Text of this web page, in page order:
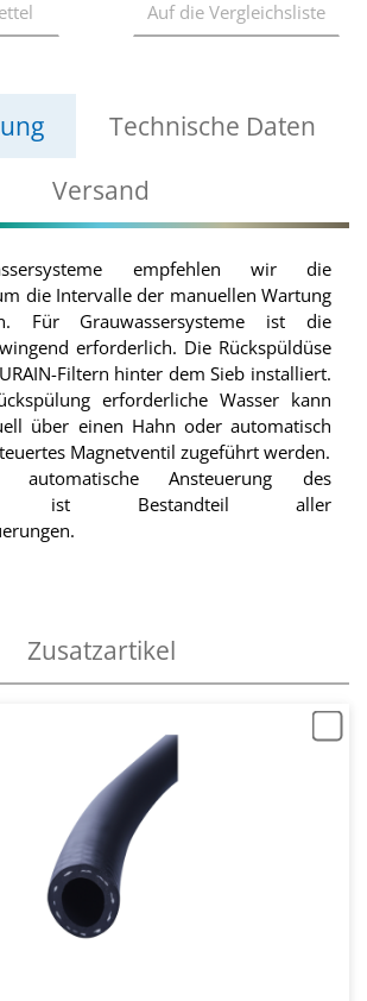
Technische Daten
Versand
empfehlen wir die
die Intervalle der manuellen Wartung
Für Grauwassersysteme ist die
erforderlich. Die Rückspüldüse
Filtern hinter dem Sieb installiert.
erforderliche Wasser kann
über einen Hahn oder automatisch
Magnetventil zugeführt werden.
automatische Ansteuerung des
ist Bestandteil aller
Zusatzartikel